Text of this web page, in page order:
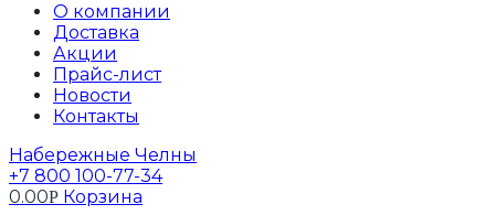
О компании
Доставка
Акции
Прайс-лист
Новости
Контакты
Набережные Челны
+7 800 100-77-34
0.00Р Корзина